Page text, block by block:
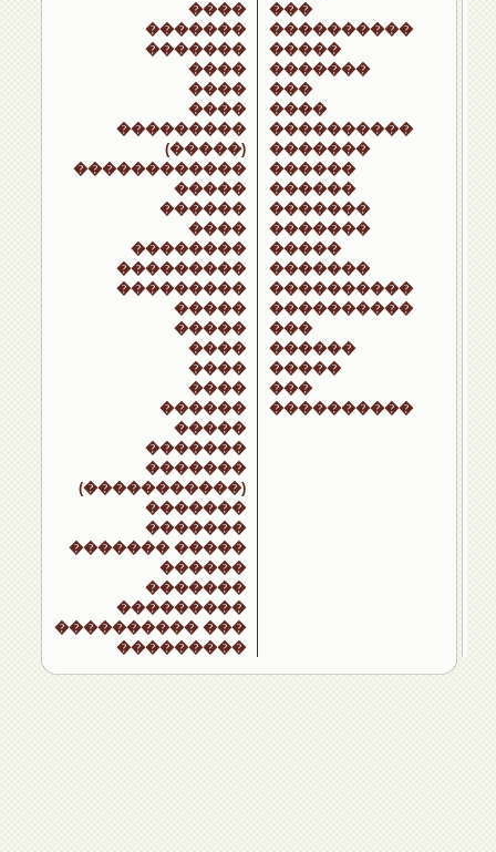
����
�������
�������
����
����
����
���������
(�����)
������������
�����
������
����
��������
���������
���������
�����
�����
����
����
����
������
�����
�������
�������
(�����������)
�������
�������
������� �����
������
�������
���������
���������� ���
���������
���
����������
�����
�������
���
����
����������
�������
������
������
�������
�������
�����
�������
����������
����������
���
������
�����
���
����������